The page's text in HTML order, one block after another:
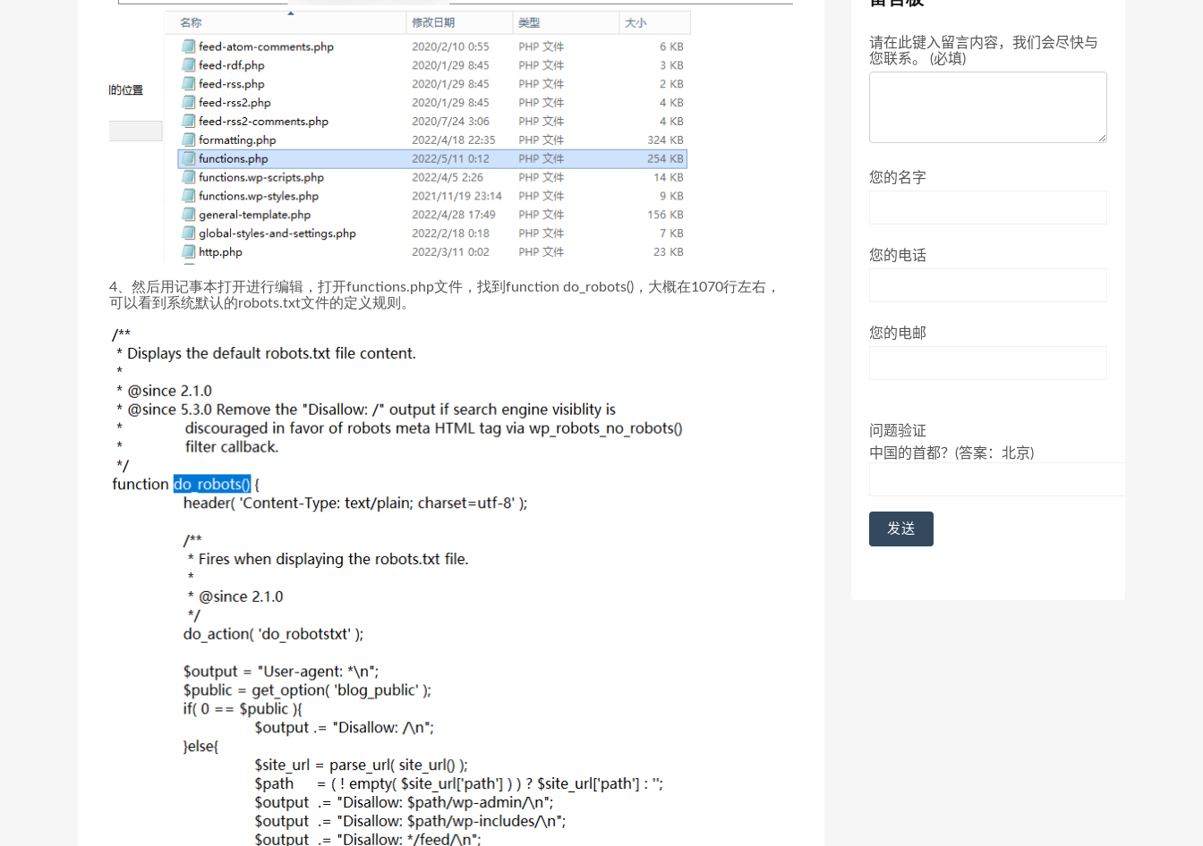
4、然后用记事本打开进行编辑，打开functions.php文件，找到function do_robots()，大概在1070行左右，
可以看到系统默认的robots.txt文件的定义规则。
请在此键入留言内容，我们会尽快与
您联系。 (必填)
您的名字
您的电话
您的电邮
问题验证
中国的首都？(答案：北京)